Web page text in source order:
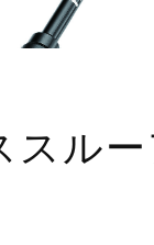
スル